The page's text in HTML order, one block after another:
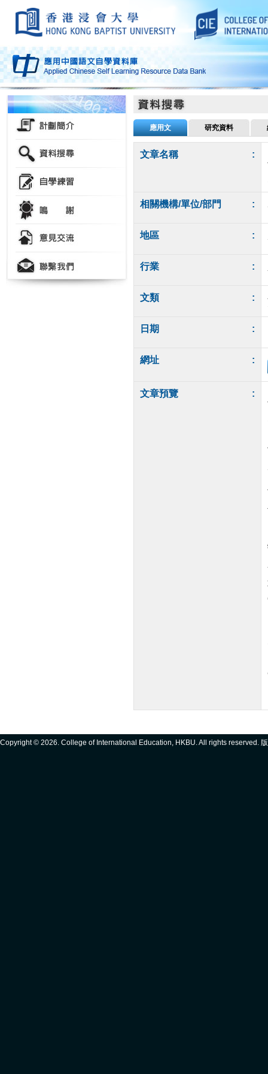
應用文 研究資料
文章名稱 :
相關機構/單位/部門 :
地區 :
行業 :
文類 :
日期 :
網址 :
文章預覽 :
Copyright © 2026. College of International Education, HKBU. All rights reserved.